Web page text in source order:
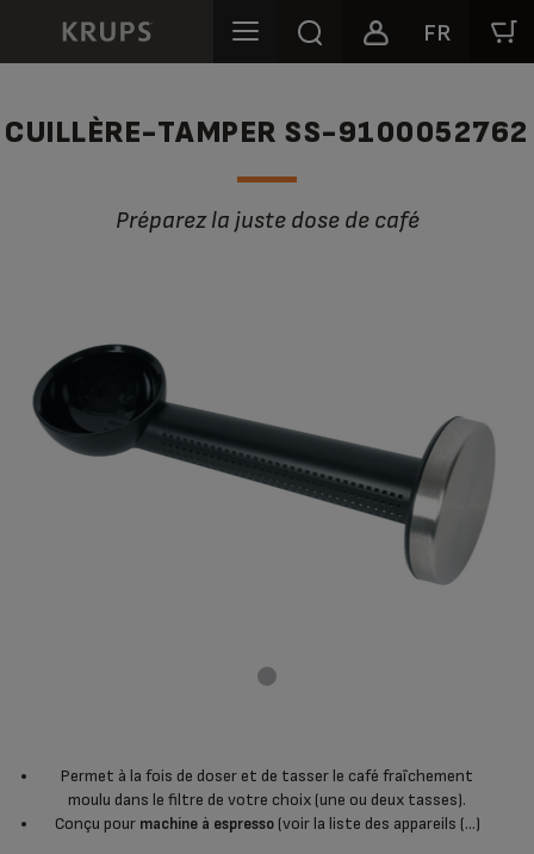
FR
CUILLÈRE-TAMPER SS-9100052762
Préparez la juste dose de café
Permet à la fois de doser et de tasser le café fraîchement
moulu dans le filtre de votre choix (une ou deux tasses).
Conçu pour machine à espresso(voir la liste des appareils (...)